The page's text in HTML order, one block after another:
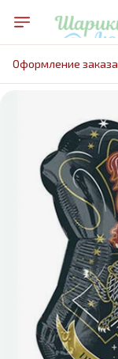
Оформление заказа